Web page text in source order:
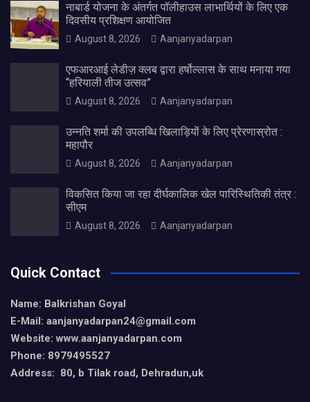
नाबार्ड योजना के अंतर्गत पॉलीहाउस लाभार्थियों के लिए एक
दिवसीय प्रशिक्षण आयोजित
August 8, 2026 Aanjanyadarpan
एफआरआई लेडीज़ क्लब द्वारा हर्षोल्लास के साथ मनाया गया
“हरियाली तीज उत्सव”
August 8, 2026 Aanjanyadarpan
उन्नति शर्मा की उपलब्धि खिलाड़ियों के लिए प्रेरणास्रोत :
महापौर
August 8, 2026 Aanjanyadarpan
विकसित किया जा रहा दीर्घकालिक खेल पारिस्थितिकी तंत्र :
सीएम
August 8, 2026 Aanjanyadarpan
Quick Contact
Name: Balkrishan Goyal
E-Mail: aanjanyadarpan24@gmail.com
Website: www.aanjanyadarpan.com
Phone: 8979495527
Address: 80, b Tilak road, Dehradun,uk